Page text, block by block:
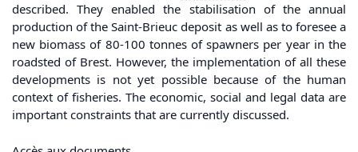
described. They enabled the stabilisation of the annual
production of the Saint-Brieuc deposit as well as to foresee a
new biomass of 80-100 tonnes of spawners per year in the
roadsted of Brest. However, the implementation of all these
developments is not yet possible because of the human
context of fisheries. The economic, social and legal data are
important constraints that are currently discussed.